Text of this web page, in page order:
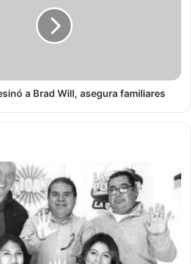
a Brad Will, asegura familiares